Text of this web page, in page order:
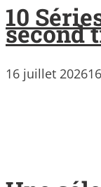
10
second
16 juillet 2026